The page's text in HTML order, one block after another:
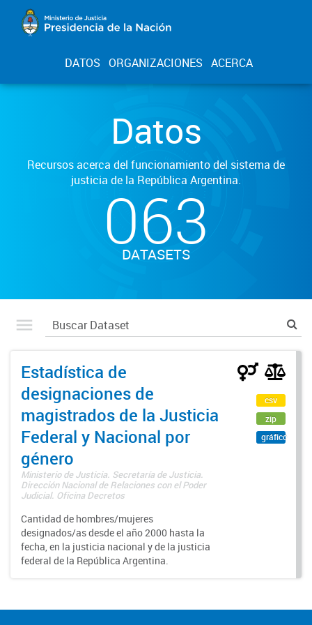
DATOS ORGANIZACIONES ACERCA
Datos
Recursos acerca del funcionamiento del sistema de
justicia de la República Argentina.
063
DATASETS
Estadística de
designaciones de
magistrados de la Justicia
Federal y Nacional por
género
Ministerio de Justicia. Secretaría de Justicia.
Dirección Nacional de Relaciones con el Poder
Judicial. Oficina Decretos
Cantidad de hombres/mujeres
designados/as desde el año 2000 hasta la
fecha, en la justicia nacional y de la justicia
federal de la República Argentina.
csv
zip
gráfico